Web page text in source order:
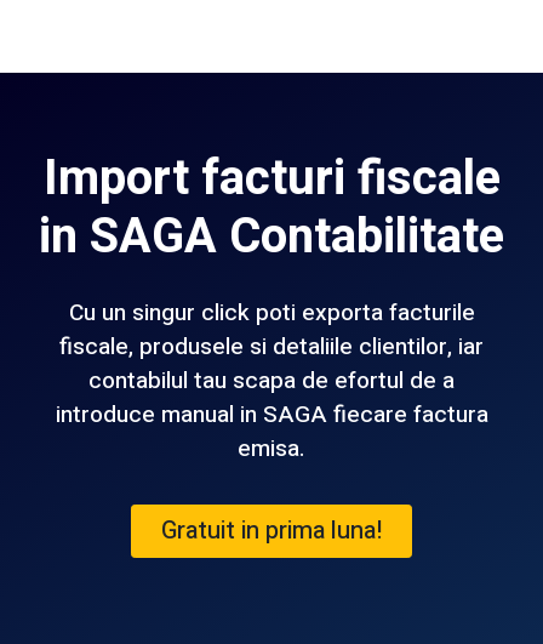
Import facturi fiscale
in SAGA Contabilitate
Cu un singur click poti exporta facturile
fiscale, produsele si detaliile clientilor, iar
contabilul tau scapa de efortul de a
introduce manual in SAGA fiecare factura
emisa.
Gratuit in prima luna!